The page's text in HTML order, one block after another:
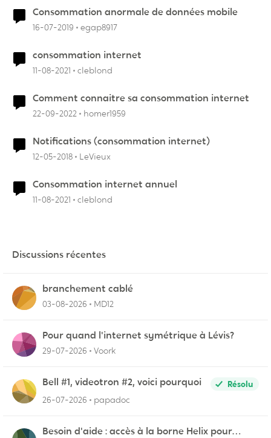
Consommation anormale de données mobile
16-07-2019 egap8917
consommation internet
11-08-2021 cleblond
Comment connaitre sa consommation internet
22-09-2022 homer1959
Notifications (consommation internet)
12-05-2018 LeVieux
Consommation internet annuel
11-08-2021 cleblond
Discussions récentes
branchement cablé
03-08-2026 MD12
Pour quand l'internet symétrique à Lévis?
29-07-2026 Voork
Bell #1, videotron #2, voici pourquoi
Résolu
26-07-2026
papadoc
Besoin d'aide : accès à la borne Helix pour